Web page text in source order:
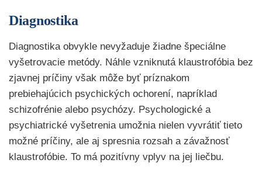
Diagnostika
Diagnostika obvykle nevyžaduje žiadne špeciálne
vyšetrovacie metódy. Náhle vzniknutá klaustrofóbia bez
zjavnej príčiny však môže byť príznakom
prebiehajúcich psychických ochorení, napríklad
schizofrénie alebo psychózy. Psychologické a
psychiatrické vyšetrenia umožnia nielen vyvrátiť tieto
možné príčiny, ale aj spresnia rozsah a závažnosť
klaustrofóbie. To má pozitívny vplyv na jej liečbu.